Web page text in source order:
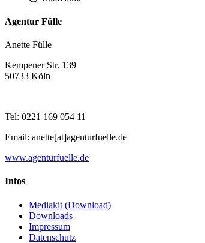
Agentur Fülle
Anette Fülle
Kempener Str. 139
50733 Köln
Tel: 0221 169 054 11
Email: anette[at]agenturfuelle.de
www.agenturfuelle.de
Infos
Mediakit (Download)
Downloads
Impressum
Datenschutz